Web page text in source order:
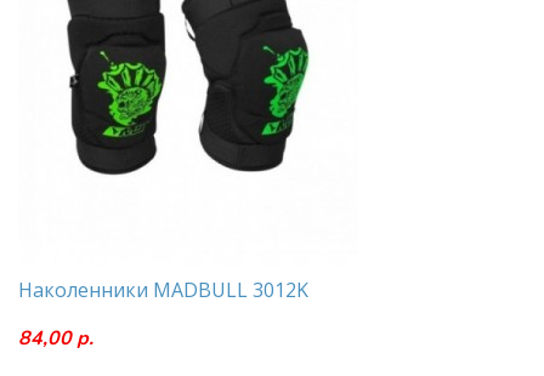
Наколенники MADBULL 3012K
84,00 р.